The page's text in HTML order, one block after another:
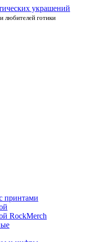
любителей готики
принтами
RockMerch